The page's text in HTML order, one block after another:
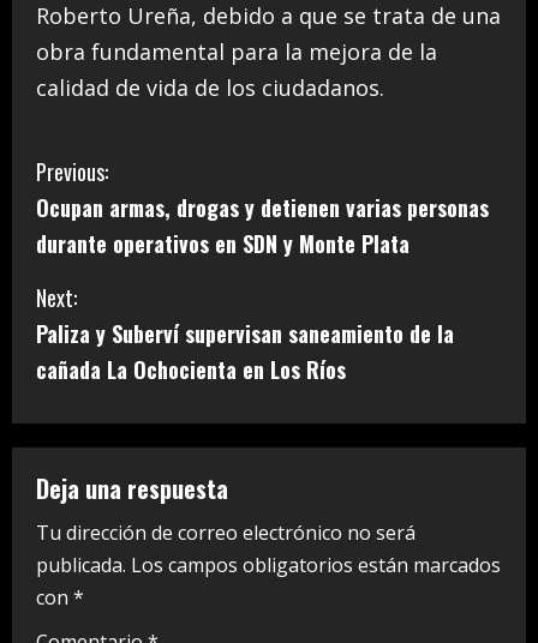
Roberto Ureña, debido a que se trata de una
obra fundamental para la mejora de la
calidad de vida de los ciudadanos.
C
o
n
t
i
n
u
e
R
e
Previous:
Ocupan armas, drogas y detienen varias personas
durante operativos en SDN y Monte Plata
Next:
Paliza y Suberví supervisan saneamiento de la
cañada La Ochocienta en Los Ríos
Deja una respuesta
Tu dirección de correo electrónico no será
publicada. Los campos obligatorios están marcados
con *